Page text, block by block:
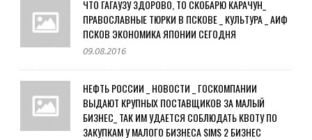
ЧТО ГАГАУЗУ ЗДОРОВО, ТО СКОБАРЮ КАРАЧУН_
ПРАВОСЛАВНЫЕ ТЮРКИ В ПСКОВЕ _ КУЛЬТУРА _ АИФ
ПСКОВ ЭКОНОМИКА ЯПОНИИ СЕГОДНЯ
09.08.2016
НЕФТЬ РОССИИ _ НОВОСТИ _ ГОСКОМПАНИИ
ВЫДАЮТ КРУПНЫХ ПОСТАВЩИКОВ ЗА МАЛЫЙ
БИЗНЕС_ ТАК ИМ УДАЕТСЯ СОБЛЮДАТЬ КВОТУ ПО
ЗАКУПКАМ У МАЛОГО БИЗНЕСА SIMS 2 БИЗНЕС